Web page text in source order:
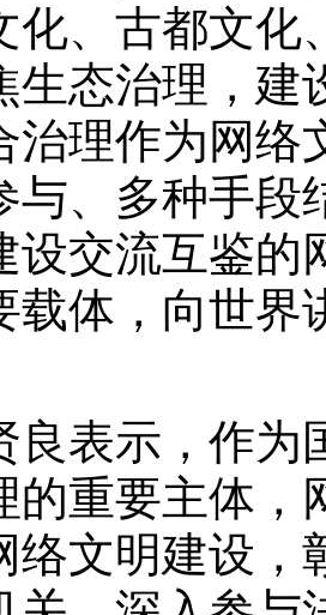
化、古都文化
生态治理，建
治理作为网
与、多种手段
设交流互鉴的
载体，向世界
示，作为
的重要主体，
络文明建设，